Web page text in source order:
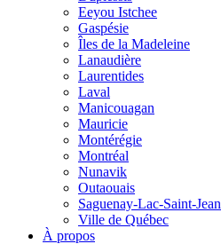
Eeyou Istchee
Gaspésie
Îles de la Madeleine
Lanaudière
Laurentides
Laval
Manicouagan
Mauricie
Montérégie
Montréal
Nunavik
Outaouais
Saguenay-Lac-Saint-Jean
Ville de Québec
À propos